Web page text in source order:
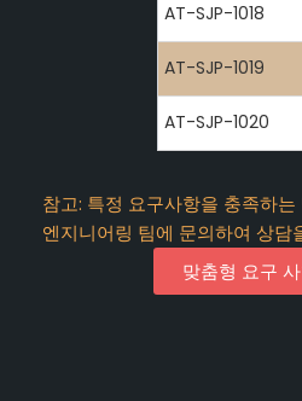
AT-SJP-1018
AT-SJP-1019
AT-SJP-1020
참고: 특정 요구사항을 충족하
엔지니어링 팀에 문의하여 상담
맞춤형 요구